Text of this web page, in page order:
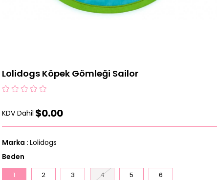
Lolidogs Köpek Gömleği Sailor
KDV Dahil $0.00
Marka : Lolidogs
Beden
1 2 3 4 5 6